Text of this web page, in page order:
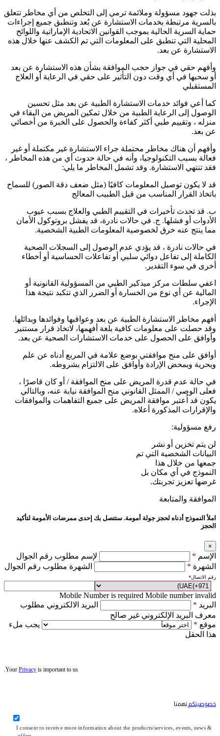
بذلت جهود مسؤولة وملائمة ترمي إلى التخلص من أي مخاطر تتعلق
بالسرية مرتبطة بخدمات الاستشارة عن بُعد وتنطبق جميع إجراءات
حماية السرية الحالية بموجب القوانين الاتحادية الإماراتية واللوائح
المحلية التي تنطبق على المعلومات التي تم الكشف عنها خلال هذه
الاستشارة عن بعد.
وأفهم حقي في جواز حجب الموافقة بشأن هذه الاستشارة عن بعد
أو سحبها في أي وقت دون التأثير على حقي في الرعاية أو العلاج
المستقبلي
كما أعي فوائد خدمات الاستشارة الطبية عن بعد مثل تحسين
الوصول إلى الرعاية الطبية من خلال تمكين المريض من البقاء في
منزله ، وتقييم طبي أكثر كفاءة والحصول على الخبرة من أخصائي
عن بعد.
وأفهم أن هناك مخاطر محتملة جراء الاستشارة غير مكتملة أو غير
فعالة بسبب التكنولوجيا، وأنه في حالة حدوث أي من هذه المخاطر ،
فقد تنتهي الاستشارة. وقد تشمل المخاطر ما يلي:
قد لا يكون توصيل المعلومات كافيًا (مثل ضعف دقة الصور) للسماح
باتخاذ القرار المناسب من قبل الطبيب المعالج
ب. قد تحدث تأخيرات في التقييم الطبي والعلاج بسبب عيوب
الأدوات أو فشلها. ج. في حالات نادرة، قد يفشل بروتوكول الأمان
مما ينتج عنه خرق لخصوصية المعلومات الطبية الشخصية.
في حالات نادرة ، قد يؤدي عدم الوصول إلى السجلات الصحية
الكاملة إلى تفاعل دوائي سلبي أو تفاعلات الحساسية أو أخطاء
أخرى في سوء التقدير.
اعفي سلطات مركز ميدكير الطبي من المسؤولية القانونية أو
المالية عن أي نوع من الخسارة أو الضرر الذي تتكبد نتيجة هذا
الإجراء.
أفهم مخاطر الاستشارة الطبية عن بعد وعواقبها وفوائدها وبدائلها.
وقد حصلت على معلومات كافية بلغة أفهمها، لاتخاذ قرار مستنير
وأوافق على الحصول على خدمات الاستشارات الصحية عن بعد.
أوافق على منح موافقتي بوضع علامة في المربع أدناه عن علم
وبحرية وبمحض الإرادة وأوافق على الالتزام بشروطه.
في حالة عدم قدرة المريض على منح الموافقة / أو كان قاصرًا ،
فعلى الوصي / الممثل القانوني منح الموافقة نيابة عنه، وبالتالي
يكون قد اُعتبر موافقة المريض على جميع التفاهمات والموافقات
والإقرارات المذكورة أعلاه.
رفع مسؤولية:
لن يتم تخزين أو نشر
البيانات الشخصية التي تم
جمعها من خلال هذا
النموذج في أي مكان بل
غرضها تعزيز تجربتك.
الموافقة والمتابعة
املأ النموذج أدناه لحجز جولة أمومة. ستتصل بك إحدى ممرضات الأمومة لتأكيد
الحجز
×
الإسم *
لإسم مطلوب رقم الجوال
الشهرة * الشهرة مطلوب رقم الجوال
رقم الاتصال*
Mobile Number is required Mobile number invalid
البريد *
البريد الالكتروني مطلوب
معرف البريد الإلكتروني غير صالح
موقع *
يجب ملء
هذا الحقل
Your Privacy is important to us.
خصوصيتكم تهمنا
I consent to receive more information about the products/services, events, news &